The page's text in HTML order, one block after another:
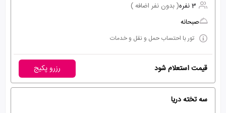
3 نفره
( بدون نفر اضافه )
صبحانه
تور با احتساب حمل و نقل و خدمات
قیمت استعلام شود رزرو پکیج
سه تخته دريا